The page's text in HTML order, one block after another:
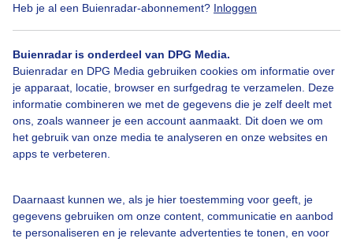
Heb je al een Buienradar-abonnement? Inloggen
Buienradar is onderdeel van DPG Media.
Buienradar en DPG Media gebruiken cookies om informatie over
je apparaat, locatie, browser en surfgedrag te verzamelen. Deze
informatie combineren we met de gegevens die je zelf deelt met
ons, zoals wanneer je een account aanmaakt. Dit doen we om
het gebruik van onze media te analyseren en onze websites en
apps te verbeteren.
Daarnaast kunnen we, als je hier toestemming voor geeft, je
gegevens gebruiken om onze content, communicatie en aanbod
te personaliseren en je relevante advertenties te tonen, en voor
Wolken
Bekijk slideshow